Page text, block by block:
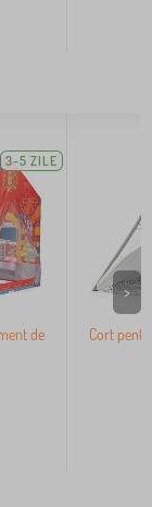
3-5 ZILE
de
Cort
>